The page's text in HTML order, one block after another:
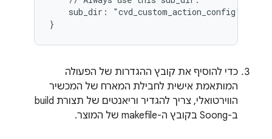
    sub_dir: "cvd_custom_action_config",
כדי להוסיף את קובץ ההגדרות של הפעולה
המותאמת אישית לחבילת המארח של המכשיר
הווירטואלי, צריך להגדיר וריאנטים של תצורת build
ב-Soong בקובץ ה-makefile של המוצר.